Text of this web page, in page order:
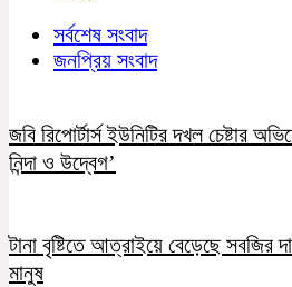
সর্বশেষ সংবাদ
জনপ্রিয় সংবাদ
জবি রিপোর্টার্স ইউনিটির দখল চেষ্টার
নিন্দা ও উদ্বেগ’
টানা বৃষ্টিতে আত্রাইয়ে বেড়েছে সবজির
মানুষ